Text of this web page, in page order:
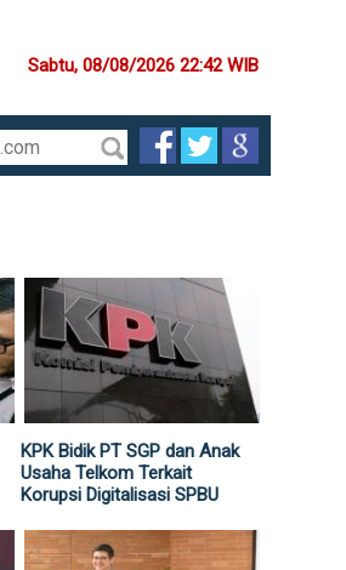
Sabtu, 08/08/2026 22:42 WIB
KPK Bidik PT SGP dan Anak
Usaha Telkom Terkait
Korupsi Digitalisasi SPBU